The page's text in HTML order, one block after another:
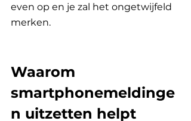
even op en je zal het ongetwijfeld
merken.
Waarom
smartphonemeldinge
n uitzetten helpt